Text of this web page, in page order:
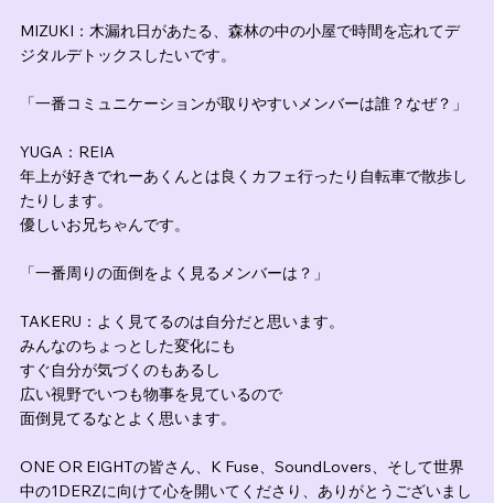
MIZUKI：木漏れ日があたる、森林の中の小屋で時間を忘れてデ
ジタルデトックスしたいです。
「一番コミュニケーションが取りやすいメンバーは誰？なぜ？」
YUGA：REIA
年上が好きでれーあくんとは良くカフェ行ったり自転車で散歩し
たりします。
優しいお兄ちゃんです。
「一番周りの面倒をよく見るメンバーは？」
TAKERU：よく見てるのは自分だと思います。
みんなのちょっとした変化にも
すぐ自分が気づくのもあるし
広い視野でいつも物事を見ているので
面倒見てるなとよく思います。
ONE OR EIGHTの皆さん、K Fuse、SoundLovers、そして世界
中の1DERZに向けて心を開いてくださり、ありがとうございまし